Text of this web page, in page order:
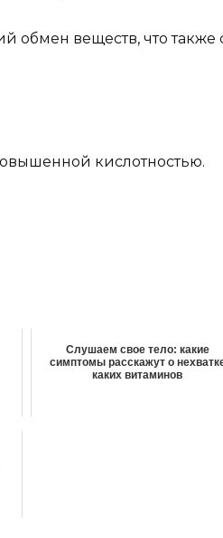
обмен веществ, что также
кислотностью.
Слушаем свое тело: какие
симптомы расскажут о
каких витаминов